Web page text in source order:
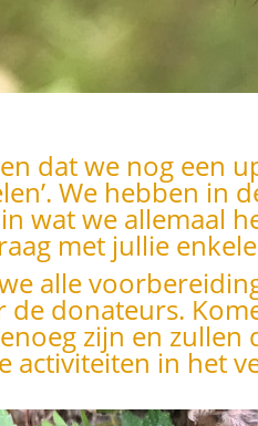
dat we nog een
We hebben
wat we allemaal
met jullie
alle
de donateurs.
zijn en
activiteiten in het